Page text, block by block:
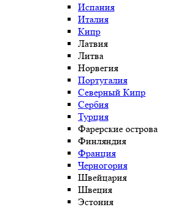
Испания
Италия
Кипр
Латвия
Литва
Норвегия
Португалия
Северный Кипр
Сербия
Турция
Фарерские острова
Финляндия
Франция
Черногория
Швейцария
Швеция
Эстония